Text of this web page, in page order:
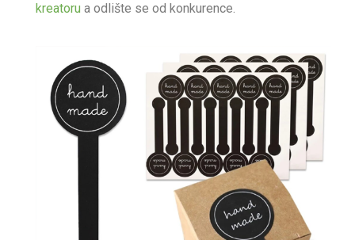
kreatoru a odlište se od konkurence.